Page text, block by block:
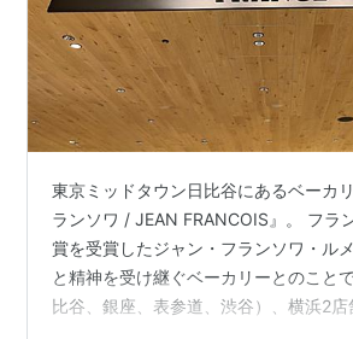
東京ミッドタウン日比谷にあるベーカ
ランソワ / JEAN FRANCOIS』。 フラ
賞を受賞したジャン・フランソワ・ル
と精神を受け継ぐベーカリーとのこと
比谷、銀座、表参道、渋谷）、横浜2店